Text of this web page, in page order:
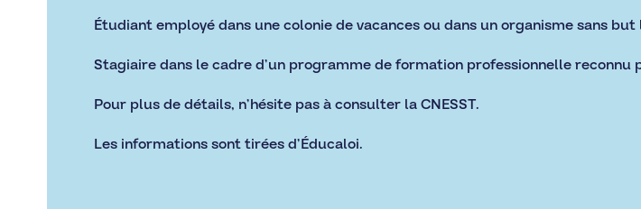
Étudiant employé dans une colonie de vacances ou dans un organisme sans
Stagiaire dans le cadre d’un programme de formation professionnelle reconnu
Pour plus de détails, n’hésite pas à consulter laCNESST.
Les informations sont tirées d’Éducaloi.